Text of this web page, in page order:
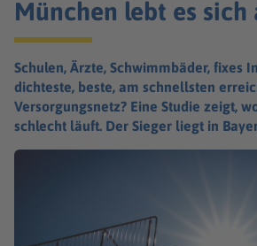
München lebt es sich
Schulen, Ärzte, Schwimmbäder, fixes
dichteste, beste, am schnellsten
Versorgungsnetz? Eine Studie zeigt,
schlecht läuft. Der Sieger liegt in